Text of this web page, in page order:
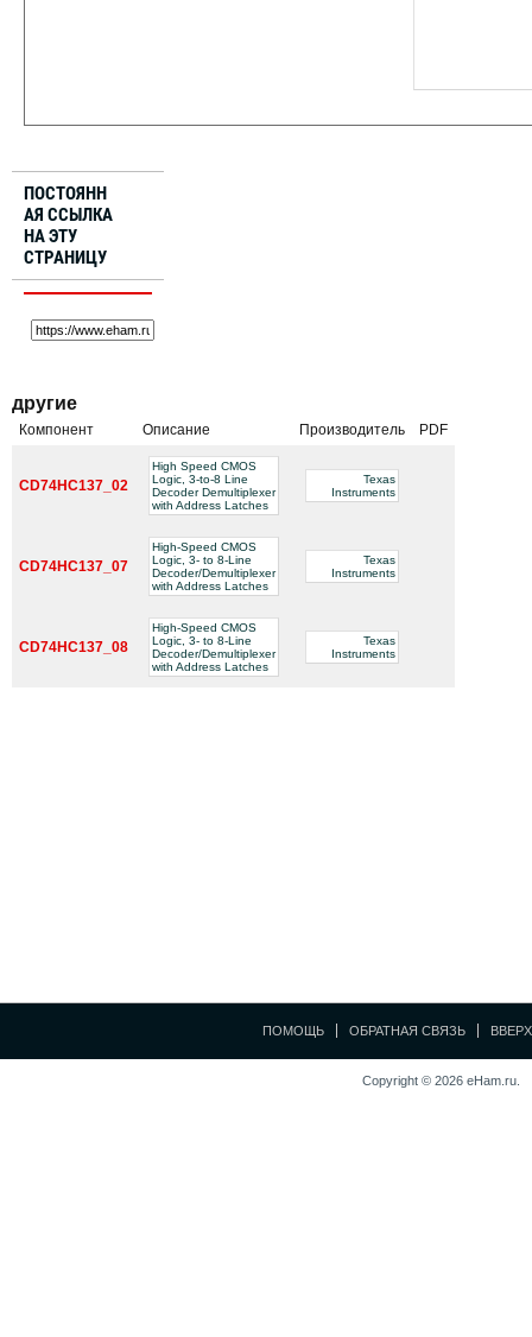
ПОСТОЯНН
АЯ ССЫЛКА
НА ЭТУ
СТРАНИЦУ
другие
Компонент Описание Производитель PDF
CD74HC137_02
High Speed CMOS
Logic, 3-to-8 Line
Decoder Demultiplexer
with Address Latches
Texas
Instruments
CD74HC137_07
High-Speed CMOS
Logic, 3- to 8-Line
Decoder/Demultiplexer
with Address Latches
Texas
Instruments
CD74HC137_08
High-Speed CMOS
Logic, 3- to 8-Line
Decoder/Demultiplexer
with Address Latches
Texas
Instruments
ПОМОЩЬ ОБРАТНАЯ СВЯЗЬ ВВЕРХ
Copyright © 2026 eHam.ru.